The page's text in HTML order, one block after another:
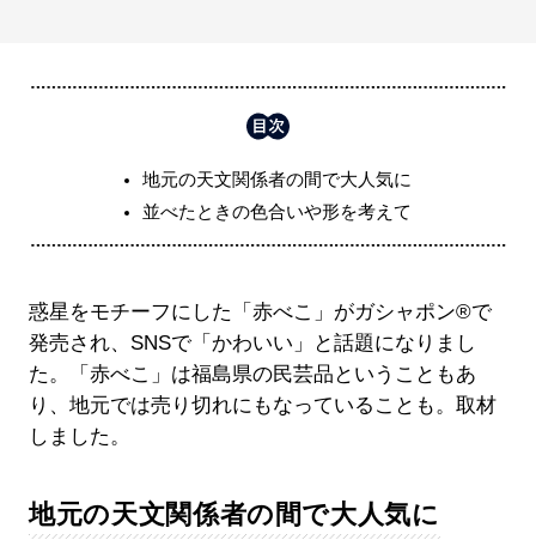
地元の天文関係者の間で大人気に
並べたときの色合いや形を考えて
惑星をモチーフにした「赤べこ」がガシャポン®で
発売され、SNSで「かわいい」と話題になりまし
た。「赤べこ」は福島県の民芸品ということもあ
り、地元では売り切れにもなっていることも。取材
しました。
地元の天文関係者の間で大人気に